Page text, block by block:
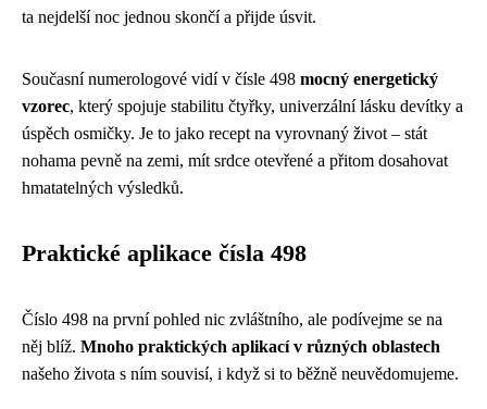
ta nejdelší noc jednou skončí a přijde úsvit.
Současní numerologové vidí v čísle 498 mocný energetický
vzorec, který spojuje stabilitu čtyřky, univerzální lásku devítky a
úspěch osmičky. Je to jako recept na vyrovnaný život – stát
nohama pevně na zemi, mít srdce otevřené a přitom dosahovat
hmatatelných výsledků.
Praktické aplikace čísla 498
Číslo 498 na první pohled nic zvláštního, ale podívejme se na
něj blíž. Mnoho praktických aplikací v různých oblastech
našeho života s ním souvisí, i když si to běžně neuvědomujeme.